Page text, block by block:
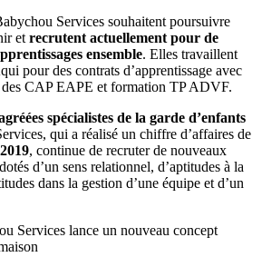
Services souhaitent poursuivre
et recrutent actuellement pour de
ensemble. Elles travaillent
pour des contrats d’apprentissage avec
CAP EAPE et formation TP ADVF.
spécialistes de la garde d’enfants
qui a réalisé un chiffre d’affaires de
, continue de recruter de nouveaux
d’un sens relationnel, d’aptitudes à la
dans la gestion d’une équipe et d’un
Services lance un nouveau concept